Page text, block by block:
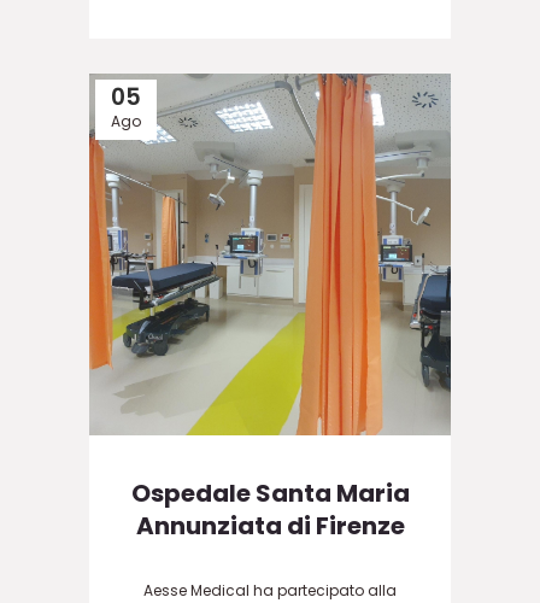
05
Ago
Ospedale Santa Maria
Annunziata di Firenze
Aesse Medical ha partecipato alla